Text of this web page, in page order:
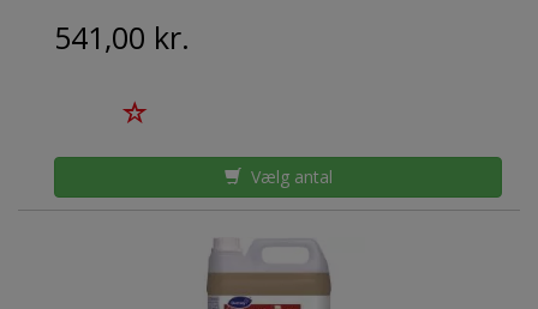
541,00 kr.
Vælg antal